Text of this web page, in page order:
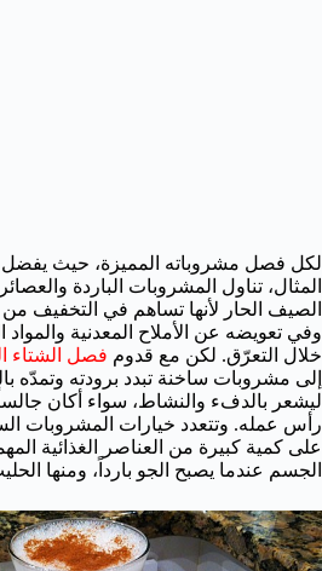
لكل فصل مشروباته المميزة، حيث
المثال، تناول المشروبات الباردة
الصيف الحار لأنها تساهم في التخفيف
وفي تعويضه عن الأملاح المعدنية والمواد
خلال التعرّق. لكن مع قدوم فصل الشتاء
إلى مشروبات ساخنة تبدد برودته وتمدّه
ليشعر بالدفء والنشاط، سواء أكان
رأس عمله. وتتعدد خيارات المشروبات
على كمية كبيرة من العناصر الغذائية
الجسم عندما يصبح الجو بارداً، ومنها